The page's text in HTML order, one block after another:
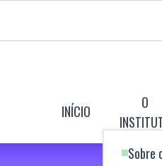
INÍCIO
O